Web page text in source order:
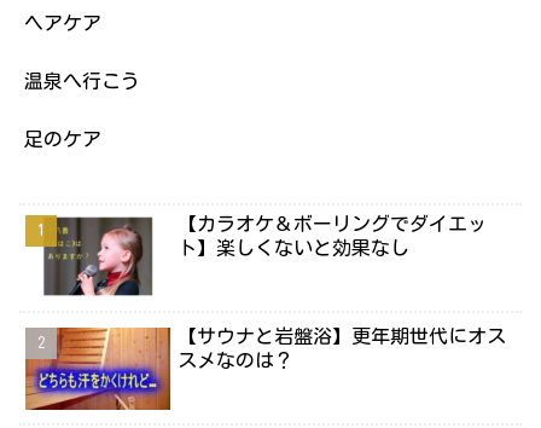
ヘアケア
温泉へ行こう
足のケア
【カラオケ＆ボーリングでダイエッ
ト】楽しくないと効果なし
【サウナと岩盤浴】更年期世代にオス
スメなのは？